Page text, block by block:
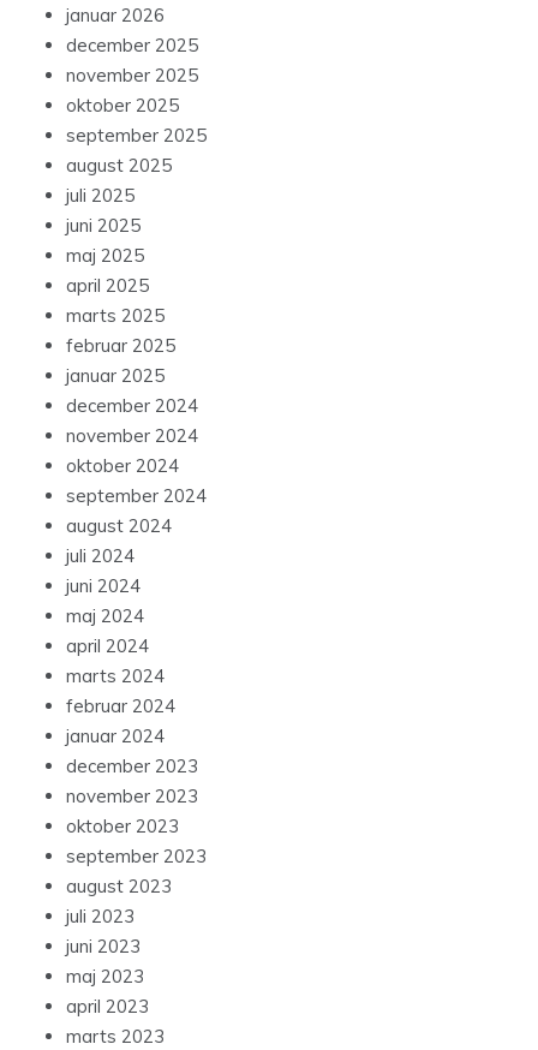
januar 2026
december 2025
november 2025
oktober 2025
september 2025
august 2025
juli 2025
juni 2025
maj 2025
april 2025
marts 2025
februar 2025
januar 2025
december 2024
november 2024
oktober 2024
september 2024
august 2024
juli 2024
juni 2024
maj 2024
april 2024
marts 2024
februar 2024
januar 2024
december 2023
november 2023
oktober 2023
september 2023
august 2023
juli 2023
juni 2023
maj 2023
april 2023
marts 2023